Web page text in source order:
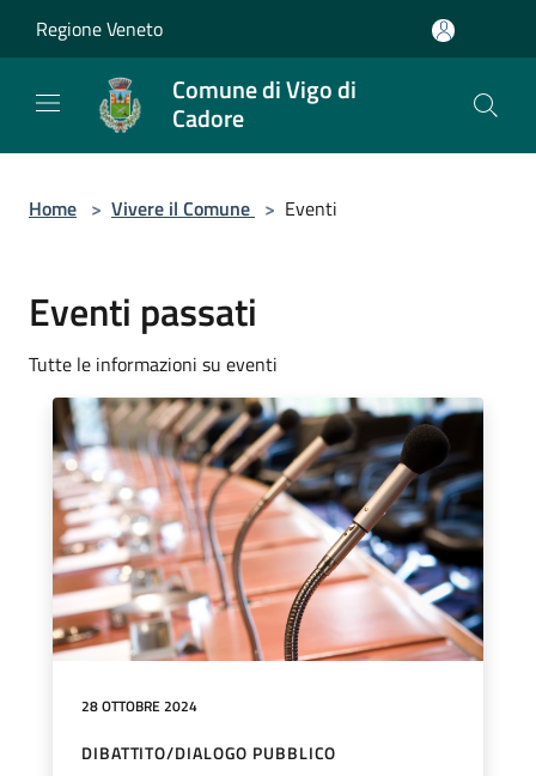
Regione Veneto
Comune di Vigo di
Cadore
Home > Vivere il Comune > Eventi
Eventi passati
Tutte le informazioni su eventi
28 OTTOBRE 2024
DIBATTITO/DIALOGO PUBBLICO